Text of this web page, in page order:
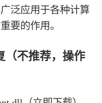
泛应用于各种计算
要的作用。
（不推荐，操作